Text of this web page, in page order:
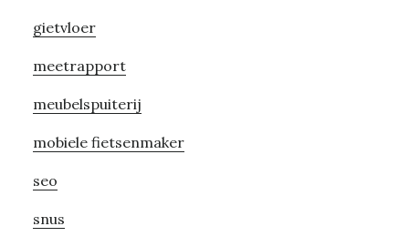
gietvloer
meetrapport
meubelspuiterij
mobiele fietsenmaker
seo
snus